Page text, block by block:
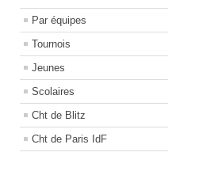
Par équipes
Tournois
Jeunes
Scolaires
Cht de Blitz
Cht de Paris IdF